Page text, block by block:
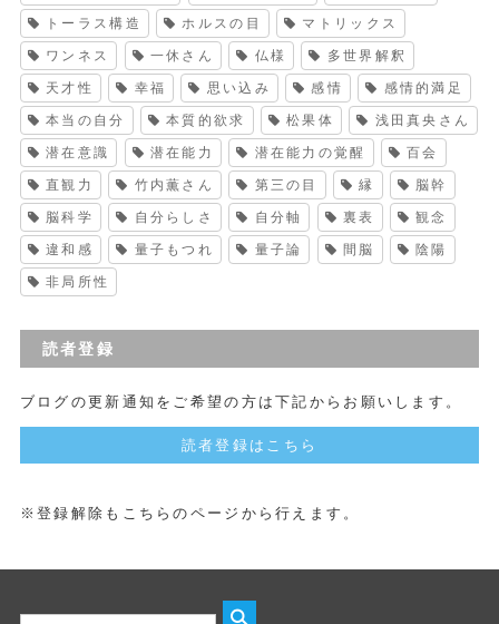
トーラス構造 ホルスの目 マトリックス
ワンネス 一休さん 仏様 多世界解釈
天才性 幸福 思い込み 感情 感情的満足
本当の自分 本質的欲求 松果体 浅田真央さん
潜在意識 潜在能力 潜在能力の覚醒 百会
直観力 竹内薫さん 第三の目 縁 脳幹
脳科学 自分らしさ 自分軸 裏表 観念
違和感 量子もつれ 量子論 間脳 陰陽
非局所性
読者登録
ブログの更新通知をご希望の方は下記からお願いします。
読者登録はこちら
※登録解除もこちらのページから行えます。